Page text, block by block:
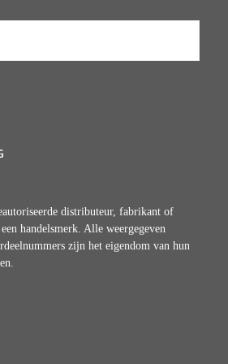
distributeur, fabrikant of
handelsmerk. Alle weergegeven
zijn het eigendom van hun